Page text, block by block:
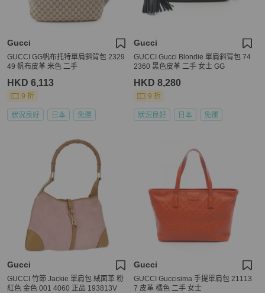
Gucci
GUCCI GG帆布托特單肩斜背包 2329
49 帆布皮革 米色 二手
HKD 6,113
9 折
狀況良好 日本 免運
Gucci
GUCCI Gucci Blondie 單肩斜背包 74
2360 黑色皮革 二手 女士 GG
HKD 8,280
9 折
狀況良好 日本 免運
Gucci
GUCCI 竹節 Jackie 單肩包 絨面革 粉
紅色 金色 001 4060 正品 193813V
Gucci
GUCCI Guccisima 手提單肩包 21113
7 皮革 橘色 二手 女士